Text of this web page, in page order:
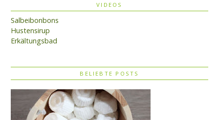
VIDEOS
Salbeibonbons
Hustensirup
Erkältungsbad
BELIEBTE POSTS